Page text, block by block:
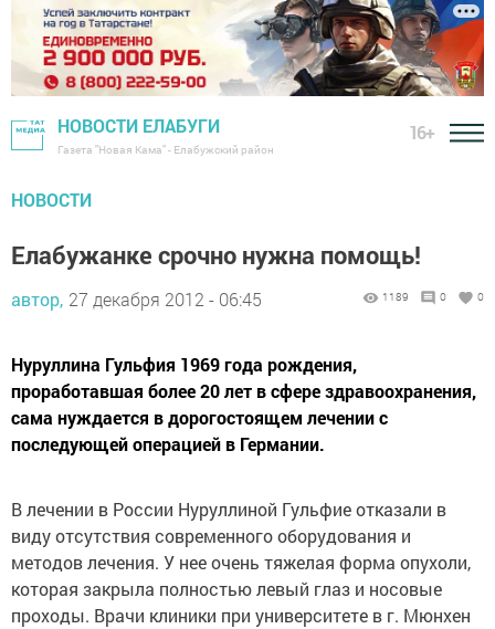
НОВОСТИ ЕЛАБУГИ
Газета "Новая Кама" - Елабужский район
16+
НОВОСТИ
Елабужанке срочно нужна помощь!
автор, 27 декабря 2012 - 06:45 1189 0 0
Нуруллина Гульфия 1969 года рождения,
проработавшая более 20 лет в сфере здравоохранения,
сама нуждается в дорогостоящем лечении с
последующей операцией в Германии.
В лечении в России Нуруллиной Гульфие отказали в
виду отсутствия современного оборудования и
методов лечения. У нее очень тяжелая форма опухоли,
которая закрыла полностью левый глаз и носовые
проходы. Врачи клиники при университете в г. Мюнхен